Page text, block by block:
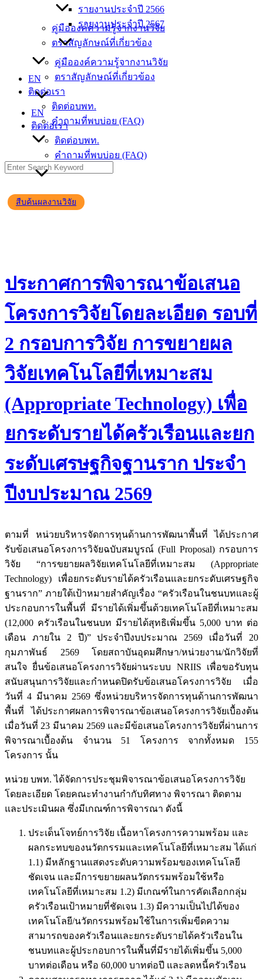
รายงานประจำปี 2566
รายงานประจำปี 2567
คู่มือองค์ความรู้จากงานวิจัย
ตราสัญลักษณ์ที่เกี่ยวข้อง
EN
ติดต่อเรา
ติดต่อบพท.
คำถามที่พบบ่อย (FAQ)
สืบค้นผลงานวิจัย
คู่มือองค์ความรู้จากงานวิจัย
ตราสัญลักษณ์ที่เกี่ยวข้อง
EN
ติดต่อเรา
ติดต่อบพท.
คำถามที่พบบ่อย (FAQ)
Search
for:
ประกาศการพิจารณาข้อเสนอ
โครงการวิจัยโดยละเอียด รอบที่
2 กรอบการวิจัย การขยายผล
วิจัยเทคโนโลยีที่เหมาะสม
(Appropriate Technology) เพื่อ
ยกระดับรายได้ครัวเรือนและยก
ระดับเศรษฐกิจฐานราก ประจำ
ปีงบประมาณ 2569
ตามที่ หน่วยบริหารจัดการทุนด้านการพัฒนาพื้นที่ ได้ประกาศ
รับข้อเสนอโครงการวิจัยฉบับสมบูรณ์ (Full Proposal) กรอบการ
วิจัย “การขยายผลวิจัยเทคโนโลยีที่เหมาะสม (Appropriate
Technology) เพื่อยกระดับรายได้ครัวเรือนและยกระดับเศรษฐกิจ
ฐานราก” ภายใต้เป้าหมายสำคัญเรื่อง “ครัวเรือนในชนบทและผู้
ประกอบการในพื้นที่ มีรายได้เพิ่มขึ้นด้วยเทคโนโลยีที่เหมาะสม
(12,000 ครัวเรือนในชนบท มีรายได้สุทธิเพิ่มขึ้น 5,000 บาท ต่อ
เดือน ภายใน 2 ปี)” ประจำปีงบประมาณ 2569 เมื่อวันที่ 20
กุมภาพันธ์ 2569 โดยสถาบันอุดมศึกษา/หน่วยงาน/นักวิจัยที่
สนใจ ยื่นข้อเสนอโครงการวิจัยผ่านระบบ NRIIS เพื่อขอรับทุน
สนับสนุนการวิจัยและกำหนดปิดรับข้อเสนอโครงการวิจัย เมื่อ
วันที่ 4 มีนาคม 2569 ซึ่งหน่วยบริหารจัดการทุนด้านการพัฒนา
พื้นที่ ได้ประกาศผลการพิจารณาข้อเสนอโครงการวิจัยเบื้องต้น
เมื่อวันที่ 23 มีนาคม 2569 และมีข้อเสนอโครงการวิจัยที่ผ่านการ
พิจารณาเบื้องต้น จำนวน 51 โครงการ จากทั้งหมด 155
โครงการ นั้น
หน่วย บพท. ได้จัดการประชุมพิจารณาข้อเสนอโครงการวิจัย
โดยละเอียด โดยคณะทำงานกำกับทิศทาง พิจารณา ติดตาม
และประเมินผล ซึ่งมีเกณฑ์การพิจารณา ดังนี้
ประเด็นโจทย์การวิจัย เนื้อหาโครงการความพร้อม และ
ผลกระทบของนวัตกรรมและเทคโนโลยีที่เหมาะสม ได้แก่
1.1) มีหลักฐานแสดงระดับความพร้อมของเทคโนโลยี
ชัดเจน และมีการขยายผลนวัตกรรมพร้อมใช้หรือ
เทคโนโลยีที่เหมาะสม 1.2) มีเกณฑ์ในการคัดเลือกกลุ่ม
ครัวเรือนเป้าหมายที่ชัดเจน 1.3) มีความเป็นไปได้ของ
เทคโนโลยี/นวัตกรรมพร้อมใช้ในการเพิ่มขีดความ
สามารถของครัวเรือนและยกระดับรายได้ครัวเรือนใน
ชนบทและผู้ประกอบการในพื้นที่มีรายได้เพิ่มขึ้น 5,000
บาทต่อเดือน หรือ 60,000 บาทต่อปี และลดหนี้ครัวเรือน